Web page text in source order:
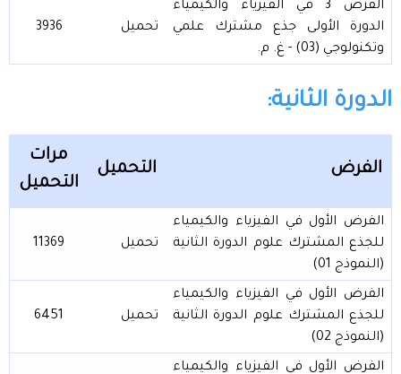
الفرض 3 في الفيزياء والكيمياء
الدورة الأولى جذع مشترك علمي
وتكنولوجي (03) - غ. م.
تحميل 3936
الدورة الثانية:
الفرض التحميل
مرات
التحميل
الفرض الأول في الفيزياء والكيمياء
للجذع المشترك علوم الدورة الثانية
(النموذج 01)
تحميل 11369
الفرض الأول في الفيزياء والكيمياء
للجذع المشترك علوم الدورة الثانية
(النموذج 02)
تحميل 6451
الفرض الأول في الفيزياء والكيمياء